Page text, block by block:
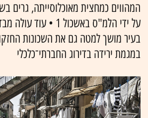
המהווים כמחצית מאוכלוסייתה, גרים
על ידי הלמ"ס באשכול 1
בעיר מושך למטה גם את השכונות
במגמת ירידה בדירוג החברתי־כלכלי